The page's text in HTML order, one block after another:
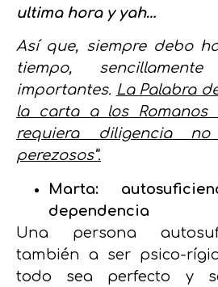
ultima hora y yah…
Así que, siempre debo
tiempo,
importantes. La Palabra
la carta a los Romanos
requiera diligencia
perezosos”.
Marta:
dependencia
Una persona
también a ser psico-
todo sea perfecto y